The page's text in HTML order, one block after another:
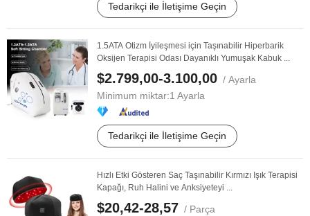
Tedarikçi ile İletişime Geçin
1.5ATA Otizm İyileşmesi için Taşınabilir Hiperbarik
Oksijen Terapisi Odası Dayanıklı Yumuşak Kabuk ...
$2.799,00-3.100,00 / Ayarla
Minimum miktar:1 Ayarla
Tedarikçi ile İletişime Geçin
Hızlı Etki Gösteren Saç Taşınabilir Kırmızı Işık Terapisi
Kapağı, Ruh Halini ve Anksiyeteyi ...
$20,42-28,57 / Parça